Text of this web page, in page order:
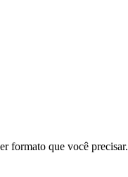
formato que você precisar.